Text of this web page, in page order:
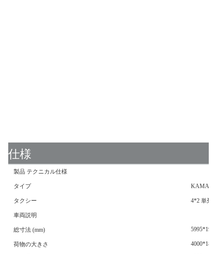
仕様
製品 テクニカル仕様
タイプ KAMA
タクシー 4*2 単列
車両説明
総寸法 (mm)
荷物の大きさ